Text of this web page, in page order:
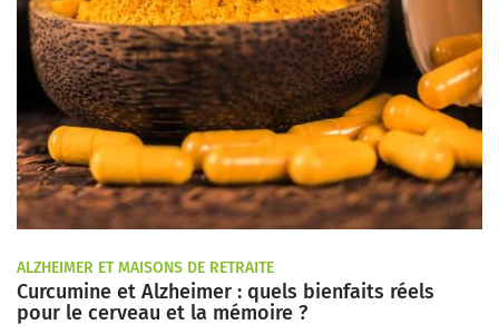
ALZHEIMER ET MAISONS DE RETRAITE
Curcumine et Alzheimer : quels bienfaits réels
pour le cerveau et la mémoire ?